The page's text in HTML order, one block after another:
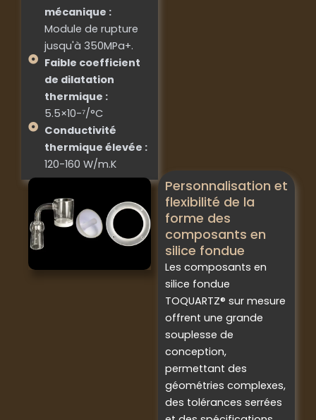
mécanique :
Module de rupture
jusqu'à 350MPa+.
Faible coefficient
de dilatation
thermique :
5.5×10-⁷/°C
Conductivité
thermique élevée :
120-160 W/m.K
Personnalisation et
flexibilité de la
forme des
composants en
silice fondue
Les composants en
silice fondue
TOQUARTZ® sur mesure
offrent une grande
souplesse de
conception,
permettant des
géométries complexes,
des tolérances serrées